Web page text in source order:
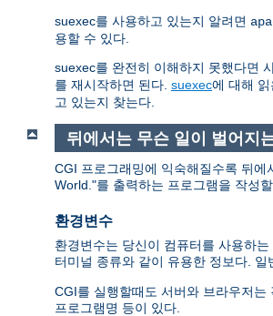
suexec를 사용하고 있는지 알려면
용할 수 있다.
suexec를 완전히 이해하지 못했다면
를 재시작하면 된다. suexec에 대해 읽
고 있는지 찾는다.
뒤에서는 무슨 일이 벌어지
CGI 프로그래밍에 익숙해질수록 뒤
World."를 출력하는 프로그램을 작성
환경변수
환경변수는 당신이 컴퓨터를 사용하
터미널 종류와 같이 유용한 정보다.
CGI를 실행할때도 서버와 브라우저
프로그램명 등이 있다.